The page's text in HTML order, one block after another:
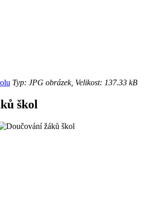
Typ: JPG obrázek, Velikost: 137.33 kB
škol